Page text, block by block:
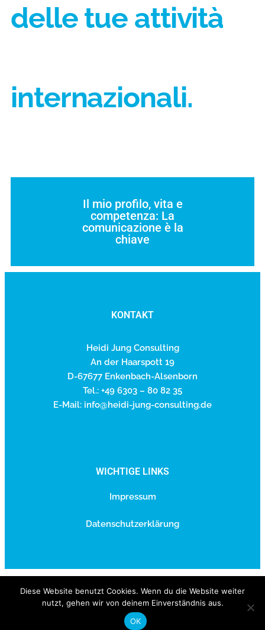
delle tue attività
internazionali.
Il mio profilo, vita e
competenza: La
comunicazione è la
chiave
KONTAKT
Heidi Jung Consulting
An der Haarspott 19
D-67677 Enkenbach-Alsenborn
Tel.: +49 6303 – 80 82 35
E-Mail: info@heidi-jung-consulting.de
WICHTIGE LINKS
Impressum
Datenschutzerklärung
Copyright ® 2026 | Heidi Jung Consulting
powered bypaecher.com
Diese Website benutzt Cookies. Wenn du die Website weiter
nutzt, gehen wir von deinem Einverständnis aus.
OK